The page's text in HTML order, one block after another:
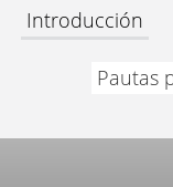
Introducción
Pautas